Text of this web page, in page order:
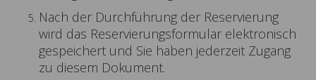
Nach der Durchführung der Reservierung
wird das Reservierungsformular elektronisch
gespeichert und Sie haben jederzeit Zugang
zu diesem Dokument.